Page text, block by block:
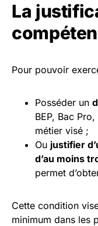
La
Pour pouvoir
Posséder un
BEP, Bac
métier visé ;
Ou justifier
d’au moins
permet
Cette condition
minimum dans les